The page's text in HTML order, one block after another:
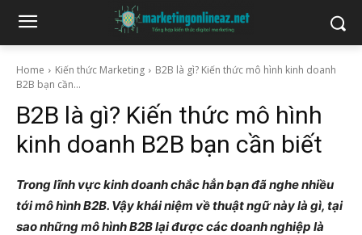
Home Kiến thức Marketing
B2B là gì? Kiến thức mô hình kinh doanh
B2B bạn cần...
B2B là gì? Kiến thức mô hình
kinh doanh B2B bạn cần biết
Trong lĩnh vực kinh doanh chắc hẳn bạn đã nghe nhiều
tới mô hình B2B. Vậy khái niệm về thuật ngữ này là gì, tại
sao những mô hình B2B lại được các doanh nghiệp là